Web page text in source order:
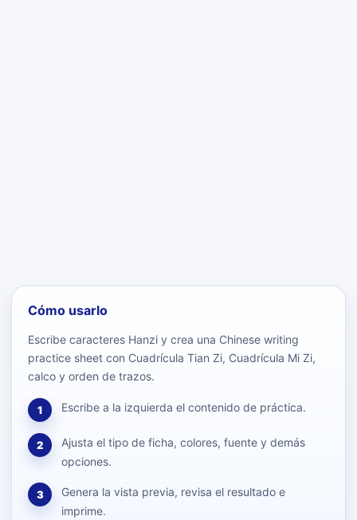
Cómo usarlo
Escribe caracteres Hanzi y crea una Chinese writing
practice sheet con Cuadrícula Tian Zi, Cuadrícula Mi Zi,
calco y orden de trazos.
1 Escribe a la izquierda el contenido de práctica.
2
Ajusta el tipo de ficha, colores, fuente y demás
opciones.
3
Genera la vista previa, revisa el resultado e
imprime.